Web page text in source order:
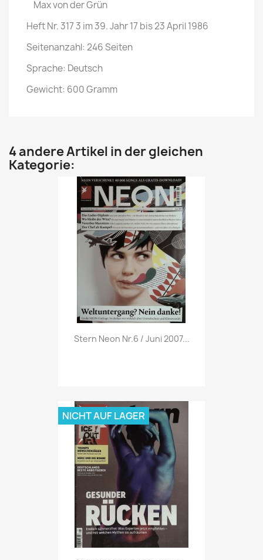
Max von der Grün
Heft Nr. 317 3 im 39. Jahr 17 bis 23 April 1986
Seitenanzahl: 246 Seiten
Sprache: Deutsch
Gewicht: 600 Gramm
4 andere Artikel in der gleichen
Kategorie:
Vorschau
Stern Neon Nr.6 / Juni 2007...
NICHT AUF LAGER